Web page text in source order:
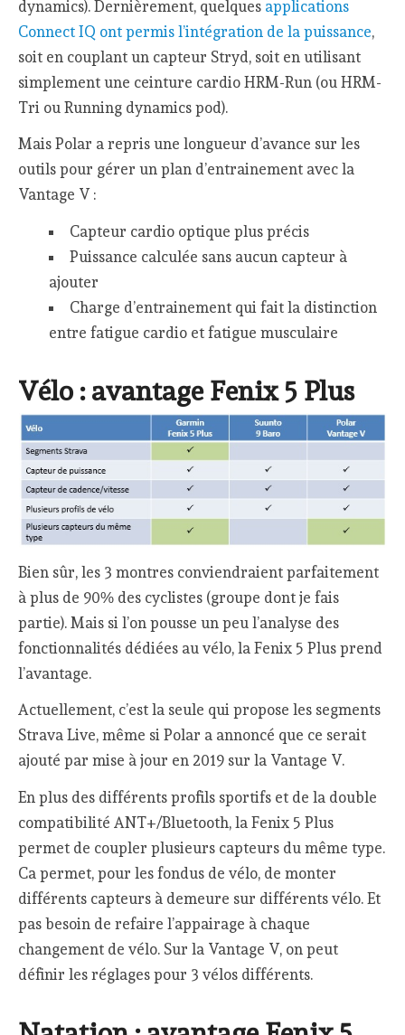
dynamics). Dernièrement, quelques applications
Connect IQ ont permis l’intégration de la puissance,
soit en couplant un capteur Stryd, soit en utilisant
simplement une ceinture cardio HRM-Run (ou HRM-
Tri ou Running dynamics pod).
Mais Polar a repris une longueur d’avance sur les
outils pour gérer un plan d’entrainement avec la
Vantage V :
Capteur cardio optique plus précis
Puissance calculée sans aucun capteur à
ajouter
Charge d’entrainement qui fait la distinction
entre fatigue cardio et fatigue musculaire
Vélo : avantage Fenix 5 Plus
Bien sûr, les 3 montres conviendraient parfaitement
à plus de 90% des cyclistes (groupe dont je fais
partie). Mais si l’on pousse un peu l’analyse des
fonctionnalités dédiées au vélo, la Fenix 5 Plus prend
l’avantage.
Actuellement, c’est la seule qui propose les segments
Strava Live, même si Polar a annoncé que ce serait
ajouté par mise à jour en 2019 sur la Vantage V.
En plus des différents profils sportifs et de la double
compatibilité ANT+/Bluetooth, la Fenix 5 Plus
permet de coupler plusieurs capteurs du même type.
Ca permet, pour les fondus de vélo, de monter
différents capteurs à demeure sur différents vélo. Et
pas besoin de refaire l’appairage à chaque
changement de vélo. Sur la Vantage V, on peut
définir les réglages pour 3 vélos différents.